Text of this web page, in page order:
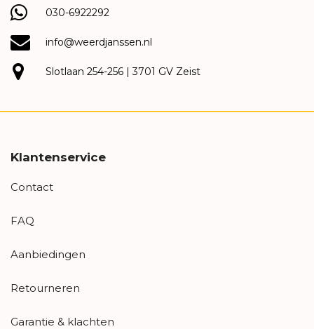
030-6922292
info@weerdjanssen.nl
Slotlaan 254-256 | 3701 GV Zeist
Klantenservice
Contact
FAQ
Aanbiedingen
Retourneren
Garantie & klachten